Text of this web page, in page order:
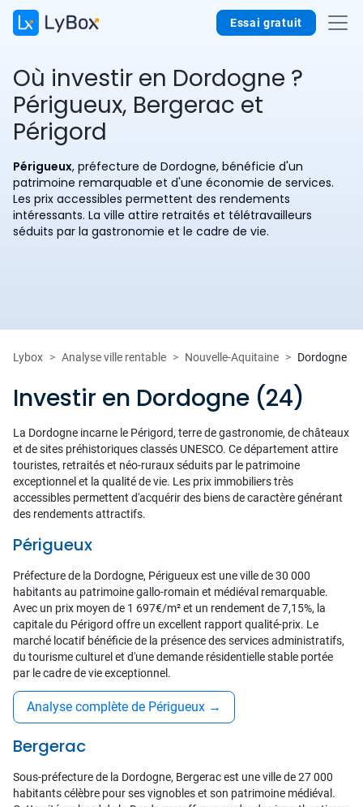
Essai gratuit
Où investir en Dordogne ?
Périgueux, Bergerac et
Périgord
Périgueux, préfecture de Dordogne, bénéficie d'un
patrimoine remarquable et d'une économie de services.
Les prix accessibles permettent des rendements
intéressants. La ville attire retraités et télétravailleurs
séduits par la gastronomie et le cadre de vie.
Lybox Analyse ville rentable Nouvelle-Aquitaine Dordogne
Investir en Dordogne (24)
La Dordogne incarne le Périgord, terre de gastronomie, de châteaux
et de sites préhistoriques classés UNESCO. Ce département attire
touristes, retraités et néo-ruraux séduits par le patrimoine
exceptionnel et la qualité de vie. Les prix immobiliers très
accessibles permettent d'acquérir des biens de caractère générant
des rendements attractifs.
Périgueux
Préfecture de la Dordogne, Périgueux est une ville de 30 000
habitants au patrimoine gallo-romain et médiéval remarquable.
Avec un prix moyen de 1 697€/m² et un rendement de 7,15%, la
capitale du Périgord offre un excellent rapport qualité-prix. Le
marché locatif bénéficie de la présence des services administratifs,
du tourisme culturel et d'une demande résidentielle stable portée
par le cadre de vie exceptionnel.
Analyse complète de Périgueux →
Bergerac
Sous-préfecture de la Dordogne, Bergerac est une ville de 27 000
habitants célèbre pour ses vignobles et son patrimoine médiéval.